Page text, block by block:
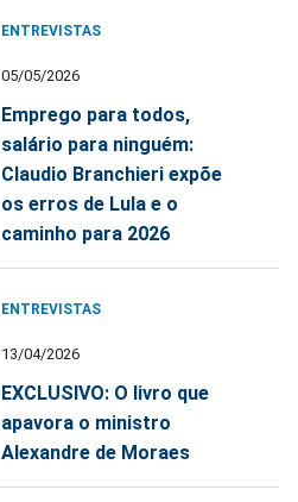
ENTREVISTAS
05/05/2026
Emprego para todos,
salário para ninguém:
Claudio Branchieri expõe
os erros de Lula e o
caminho para 2026
ENTREVISTAS
13/04/2026
EXCLUSIVO: O livro que
apavora o ministro
Alexandre de Moraes